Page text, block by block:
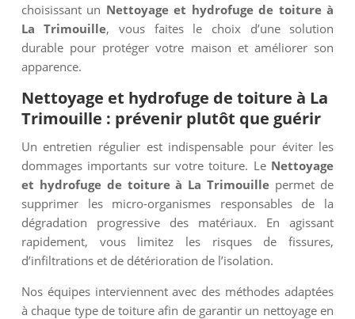
choisissant un Nettoyage et hydrofuge de toiture à
La Trimouille, vous faites le choix d’une solution
durable pour protéger votre maison et améliorer son
apparence.
Nettoyage et hydrofuge de toiture à La
Trimouille : prévenir plutôt que guérir
Un entretien régulier est indispensable pour éviter les
dommages importants sur votre toiture. Le Nettoyage
et hydrofuge de toiture à La Trimouille permet de
supprimer les micro-organismes responsables de la
dégradation progressive des matériaux. En agissant
rapidement, vous limitez les risques de fissures,
d’infiltrations et de détérioration de l’isolation.
Nos équipes interviennent avec des méthodes adaptées
à chaque type de toiture afin de garantir un nettoyage en